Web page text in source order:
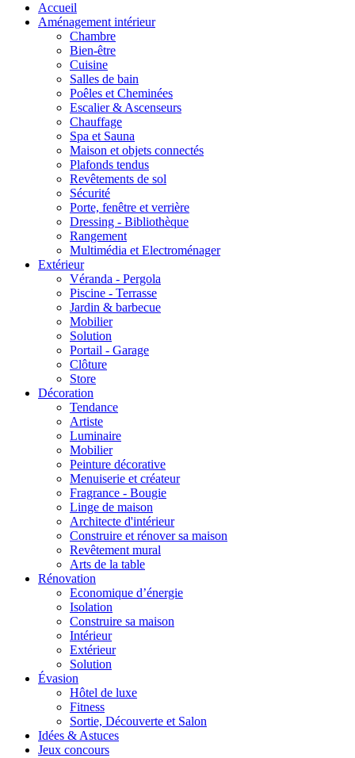
Accueil
Aménagement intérieur
Chambre
Bien-être
Cuisine
Salles de bain
Poêles et Cheminées
Escalier & Ascenseurs
Chauffage
Spa et Sauna
Maison et objets connectés
Plafonds tendus
Revêtements de sol
Sécurité
Porte, fenêtre et verrière
Dressing - Bibliothèque
Rangement
Multimédia et Electroménager
Extérieur
Véranda - Pergola
Piscine - Terrasse
Jardin & barbecue
Mobilier
Solution
Portail - Garage
Clôture
Store
Décoration
Tendance
Artiste
Luminaire
Mobilier
Peinture décorative
Menuiserie et créateur
Fragrance - Bougie
Linge de maison
Architecte d'intérieur
Construire et rénover sa maison
Revêtement mural
Arts de la table
Rénovation
Economique d’énergie
Isolation
Construire sa maison
Intérieur
Extérieur
Solution
Évasion
Hôtel de luxe
Fitness
Sortie, Découverte et Salon
Idées & Astuces
Jeux concours